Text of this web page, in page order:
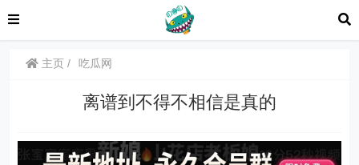
主页 吃瓜网
离谱到不得不相信是真的